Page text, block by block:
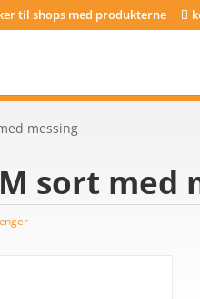
til shops med produkterne
messing
sort med